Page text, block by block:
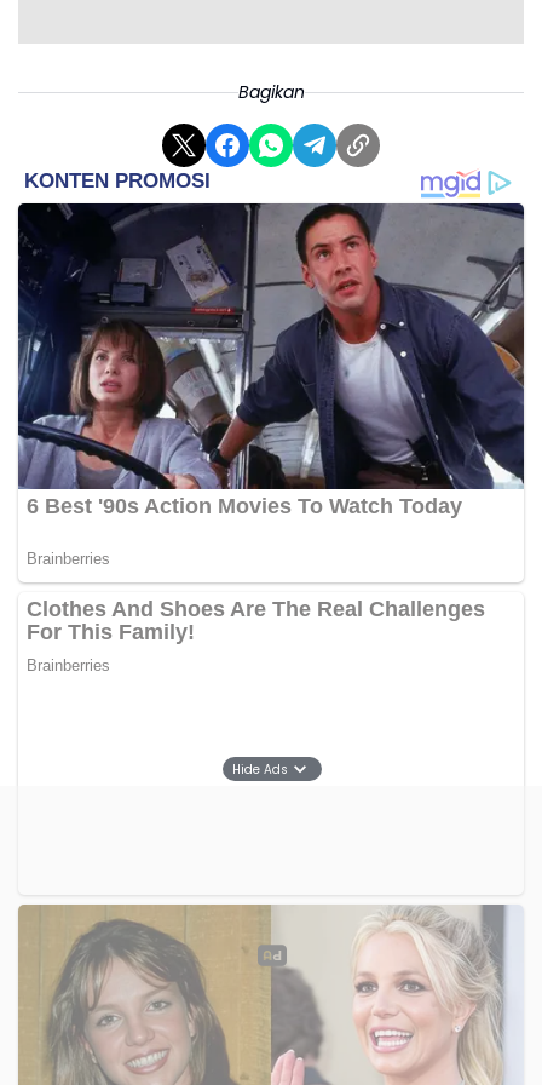
Diketahui, KPK menetapkan Hasto sebagai tersangka
atas dua kasus dugaan korupsi. Yakni kasus dugaan
suap terkait PAW anggota DPR periode 2019-2024
dan kasus perintangan penyidikannya.
Dalam kasus suap, Hasto bersama Harun Masiku dan
orang kepercayaannya Donny Tri Istiqomah, diduga
memberikan suap kepada Wahyu Setiawan. KPK
menemukan bukti bahwa sebagian uang yang
digunakan untuk menyuap Wahyu berasal dari Hasto.
Bagikan
Hide Ads